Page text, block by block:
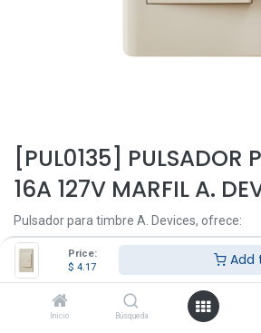
Price:
$ 4.17 Add
Inicio Búsqueda
[PUL0135] PULSADOR
16A 127V MARFIL A.
Pulsador para timbre A. Devices, ofrece:
1 polo
Armado, rápida y fácil instalación
Seguros: no propagadores de llama,
se adaptan a cualquier ambiente